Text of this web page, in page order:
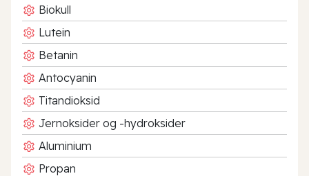
Biokull
Lutein
Betanin
Antocyanin
Titandioksid
Jernoksider og -hydroksider
Aluminium
Propan